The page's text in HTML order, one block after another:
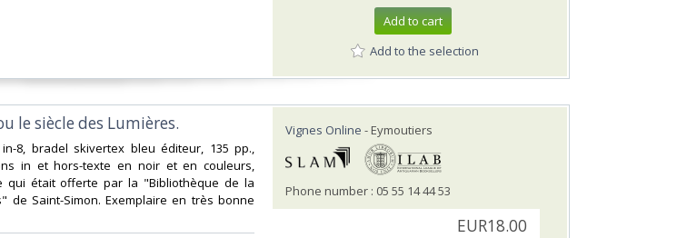
Add to cart
Add to the selection
le siècle des Lumières.‎
8, bradel skivertex bleu éditeur, 135 pp.,
in et hors-texte en noir et en couleurs,
qui était offerte par la "Bibliothèque de la
de Saint-Simon. Exemplaire en très bonne
Vignes Online - Eymoutiers
Phone number : 05 55 14 44 53
EUR18.00